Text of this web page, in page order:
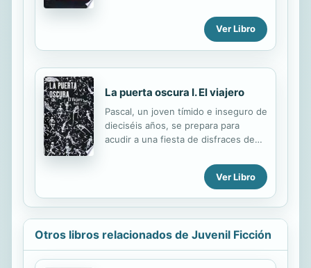
Sus amigos inician una búsqueda a
contrarreloj salpicada de dificultades
fuerza de la amistad en la superación
Ver Libro
La puerta oscura I. El viajero
Pascal, un joven tímido e inseguro de
dieciséis años, se prepara para
acudir a una fiesta de disfraces de
prometía ser solamente una fiesta de
estudiantes se convierte en toda
cruzará la puerta que comunica con
un mundo tenebroso e inquietante.
¿Hacia qué peligros se dirige Pascal?
Una novela en la que se combina a la
Ver Libro
Otros libros relacionados de Juvenil Ficción